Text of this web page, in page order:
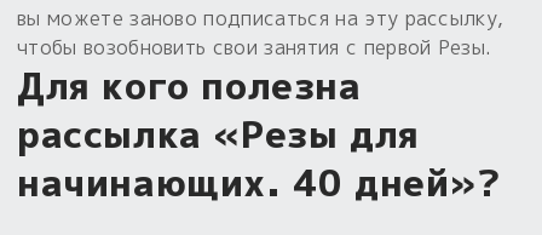
толкованиями колод
Пыльный сундучок
вы можете заново подписаться на эту рассылку,
чтобы возобновить свои занятия с первой Резы.
Для кого полезна
рассылка «Резы для
начинающих. 40 дней»?